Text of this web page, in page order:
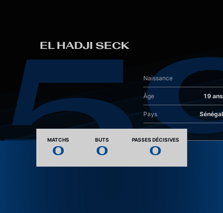
EL HADJI SECK
Naissance
Âge 19 ans
Pays Sénégal
MATCHS
0
BUTS
0
PASSES DÉCISIVES
0